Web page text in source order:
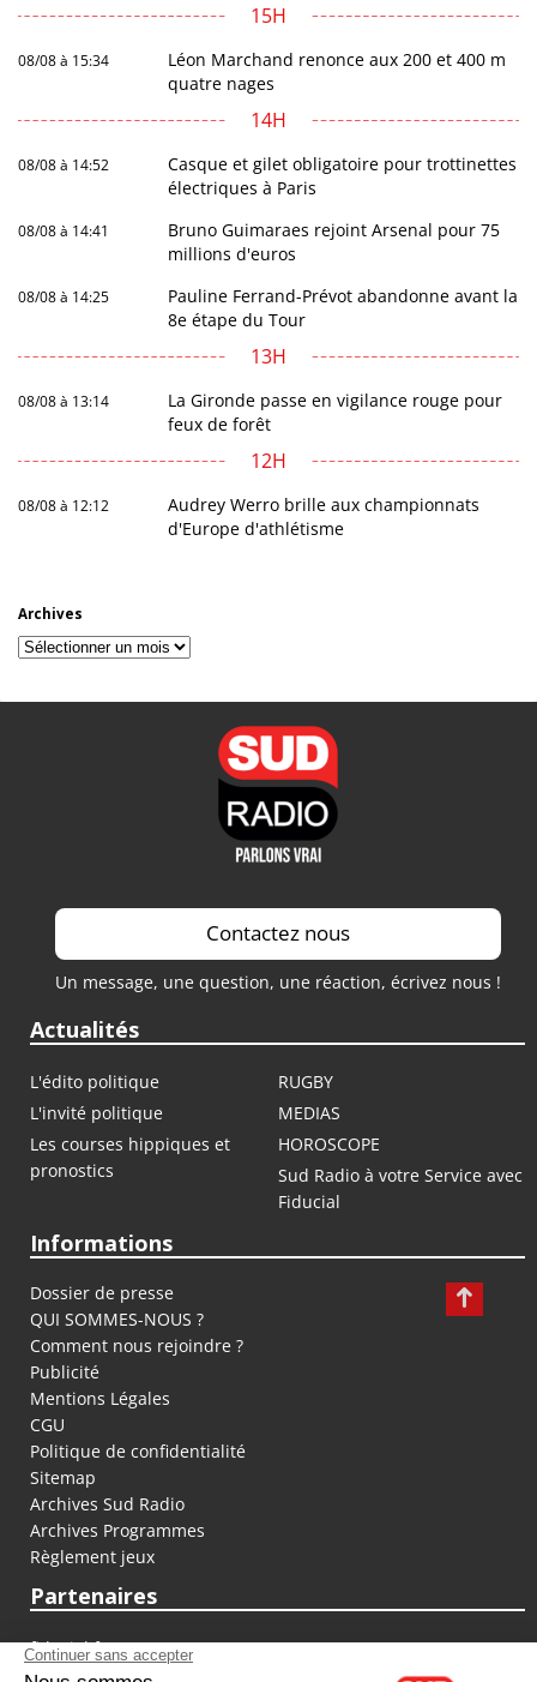
15H
08/08 à 15:34
Léon Marchand renonce aux 200 et 400 m
quatre nages
14H
08/08 à 14:52
Casque et gilet obligatoire pour trottinettes
électriques à Paris
08/08 à 14:41
Bruno Guimaraes rejoint Arsenal pour 75
millions d'euros
08/08 à 14:25
Pauline Ferrand-Prévot abandonne avant la
8e étape du Tour
13H
08/08 à 13:14
La Gironde passe en vigilance rouge pour
feux de forêt
12H
08/08 à 12:12
Audrey Werro brille aux championnats
d'Europe d'athlétisme
Archives
Archives
Contactez nous
Un message, une question, une réaction, écrivez nous !
Actualités
L'édito politique
RUGBY
L'invité politique
MEDIAS
Les courses hippiques et
pronostics
HOROSCOPE
Sud Radio à votre Service avec
Fiducial
Informations
Dossier de presse
QUI SOMMES-NOUS ?
Comment nous rejoindre ?
Publicité
Mentions Légales
CGU
Politique de confidentialité
Sitemap
Archives Sud Radio
Archives Programmes
Règlement jeux
Partenaires
fiducial.fr